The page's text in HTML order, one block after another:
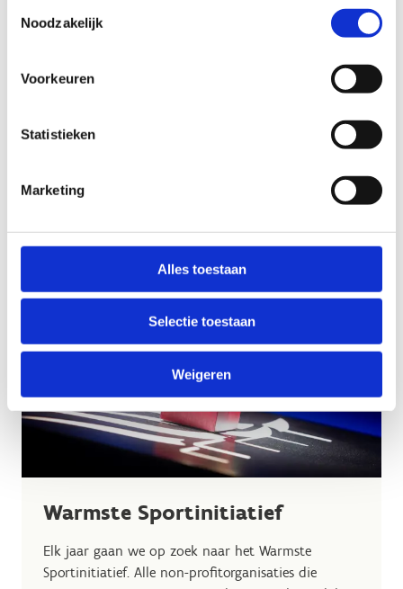
Noodzakelijk
Voorkeuren
Statistieken
Marketing
Alles toestaan
Selectie toestaan
Weigeren
meer meisjes en vrouwen in de sport, zowel als
Ontdek hoe we inzetten op meer vrouwen in de
Warmste Sportinitiatief
Elk jaar gaan we op zoek naar het Warmste
Sportinitiatief. Alle non-profitorganisaties die